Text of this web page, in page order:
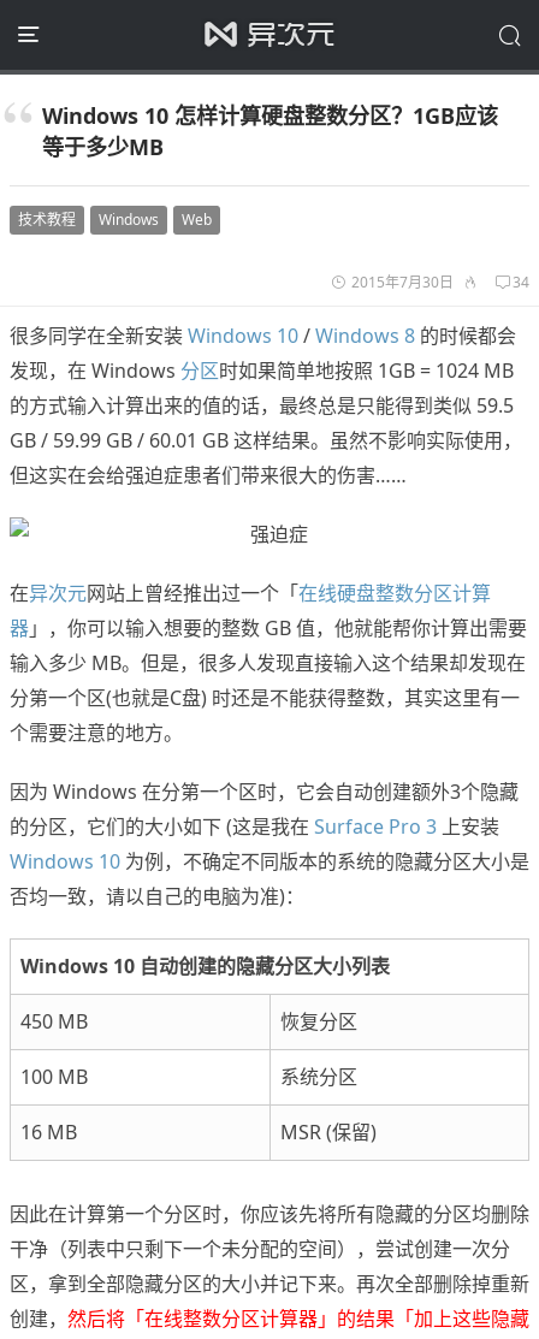
Windows 10 怎样计算硬盘整数分区？1GB应该
等于多少MB
技术教程 Windows Web
2015年7月30日 34
很多同学在全新安装Windows 10/Windows 8 的时候都会
发现，在 Windows 分区时如果简单地按照 1GB = 1024 MB
的方式输入计算出来的值的话，最终总是只能得到类似 59.5
GB / 59.99 GB / 60.01 GB 这样结果。虽然不影响实际使用，
但这实在会给强迫症患者们带来很大的伤害……
在异次元网站上曾经推出过一个「在线硬盘整数分区计算
器」，你可以输入想要的整数 GB 值，他就能帮你计算出需要
输入多少 MB。但是，很多人发现直接输入这个结果却发现在
分第一个区(也就是C盘) 时还是不能获得整数，其实这里有一
个需要注意的地方。
因为 Windows 在分第一个区时，它会自动创建额外3个隐藏
的分区，它们的大小如下 (这是我在 Surface Pro 3 上安装
Windows 10 为例，不确定不同版本的系统的隐藏分区大小是
否均一致，请以自己的电脑为准)：
Windows 10 自动创建的隐藏分区大小列表
450 MB 恢复分区
100 MB 系统分区
16 MB MSR (保留)
因此在计算第一个分区时，你应该先将所有隐藏的分区均删除
干净（列表中只剩下一个未分配的空间），尝试创建一次分
区，拿到全部隐藏分区的大小并记下来。再次全部删除掉重新
创建， 然后将「在线整数分区计算器」的结果「加上这些隐藏